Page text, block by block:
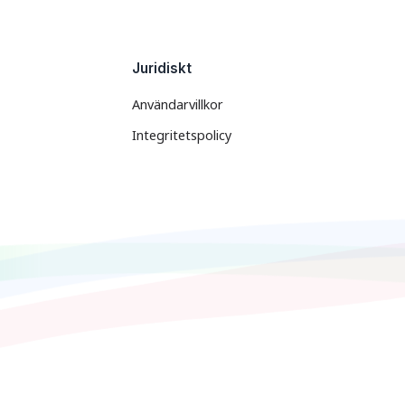
Juridiskt
Användarvillkor
Integritetspolicy